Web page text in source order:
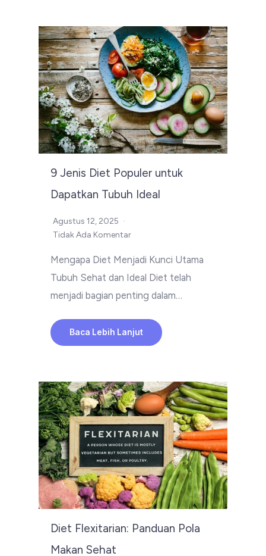
9 Jenis Diet Populer untuk
Dapatkan Tubuh Ideal
Agustus 12, 2025
Tidak Ada Komentar
Mengapa Diet Menjadi Kunci Utama
Tubuh Sehat dan Ideal Diet telah
menjadi bagian penting dalam…
Baca Lebih Lanjut
Diet Flexitarian: Panduan Pola
Makan Sehat